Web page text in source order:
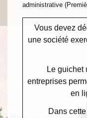
administrative
Vous devez
une société
Le guichet
entreprises
en
Dans